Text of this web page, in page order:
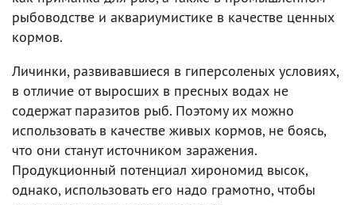
рыбоводстве и аквариумистике в качестве ценных
кормов.
Личинки, развивавшиеся в гиперсоленых условиях,
в отличие от выросших в пресных водах не
содержат паразитов рыб. Поэтому их можно
использовать в качестве живых кормов, не боясь,
что они станут источником заражения.
Продукционный потенциал хирономид высок,
однако, использовать его надо грамотно, чтобы